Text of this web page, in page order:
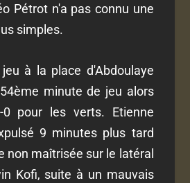
Pétrot n'a pas connu une
simples.
à la place d'Abdoulaye
minute de jeu alors
pour les verts. Etienne
9 minutes plus tard
non maîtrisée sur le latéral
Kofi, suite à un mauvais